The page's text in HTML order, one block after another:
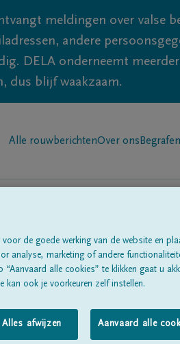
meldingen over valse
andere
DELA onderneemt
dus blijf waakzaam.
Alle rouwberichtenOver ons
de goede werking van de website en
analyse, marketing of andere
alle cookies” te klikken gaat u
ook je voorkeuren zelf instellen.
Alles afwijzen Aanvaard alle